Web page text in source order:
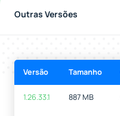
Outras Versões
Versão Tamanho
1.26.33.1 887 MB